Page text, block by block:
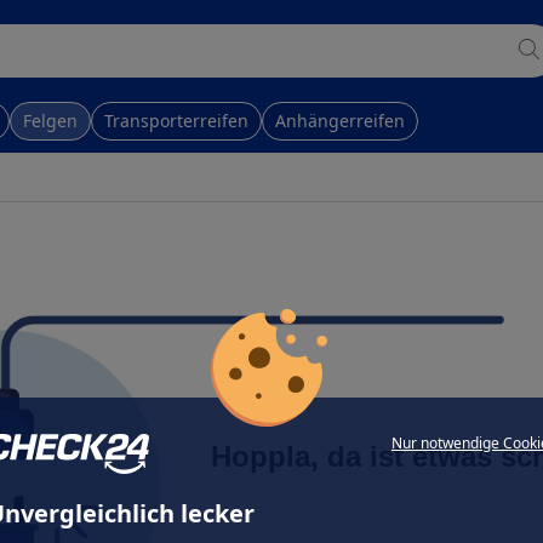
Nur notwendige
lecker
Felgen Transporterreifen Anhängerreifen
Hoppla, da ist etwas